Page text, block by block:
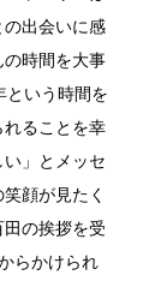
出会いに感
時間を大事
という時間を
ることを幸
」とメッセ
顔が見たく
の挨拶を受
らかけられ